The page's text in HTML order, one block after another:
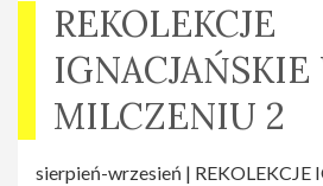
REKOLEKCJE
IGNACJAŃSKIE
MILCZENIU 2
sierpień-wrzesień | REKOLEKCJE